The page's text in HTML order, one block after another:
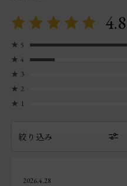
4.8
★ 5
★ 4
★ 3
★ 2
★ 1
絞り込み
2026.4.28